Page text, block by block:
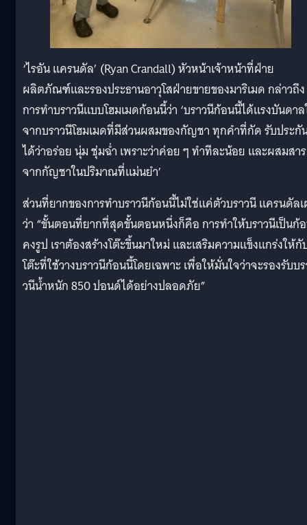
‘ไรอัน แครนดัล’ (Ryan Crandall) หัวหน้าเจ้าหน้าที่ฝ่าย
ผลิตภัณฑ์และรองประธานอาวุโสฝ่ายขายของมาริเมด กล่าวถึง
การทำบราวนีแบบโฮมเมดก้อนนี้ว่า ‘บราวนีก้อนนี้ได้แรงบันดา
จากบราวนีโฮมเมดที่มีส่วนผสมของกัญชา ทุกคำที่กัด รับประกั
ได้ว่าอร่อย นุ่ม ชุ่มฉ่ำ เพราะว่าค่อย ๆ ทำทีละน้อย และผสมสาร
จากกัญชาในปริมาณที่แม่นยำ’
ส่วนที่ยากของการทำบราวนีก้อนนี้ไม่ใช่แค่ตัวบราวนี แครนดัล
ว่า “ขั้นตอนที่ยากที่สุดขั้นตอนหนึ่งก็คือ การทำให้บราวนีเป็นก้
คงรูป เราต้องสร้างโต๊ะขึ้นมาใหม่ และเสริมความแข็งแกร่งให้กั
โต๊ะที่ใช้วางบราวนีก้อนนี้โดยเฉพาะ เพื่อให้มั่นใจว่าจะรองรับบ
วนีน้ำหนัก 850 ปอนด์ได้อย่างปลอดภัย”